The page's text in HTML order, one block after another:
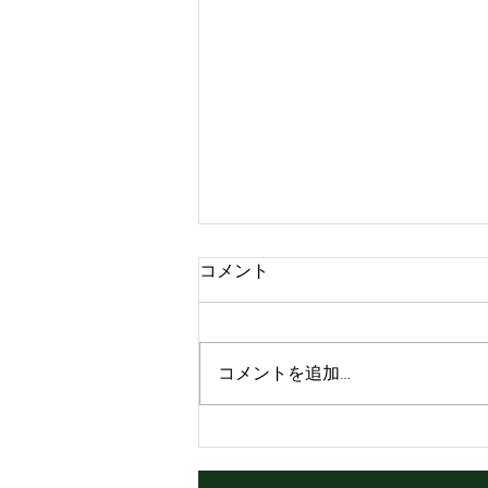
Happy birthday Roots🎂
コメント
コメントを追加…